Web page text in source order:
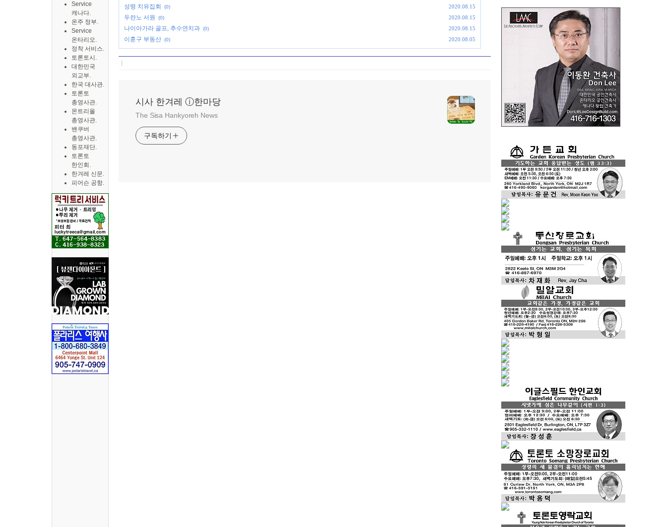
Service
캐나다.
온주 정부.
Service
온타리오.
정착 서비스.
토론토시.
대한민국
외교부.
한국 대사관.
토론토
총영사관.
몬트리올
총영사관.
밴쿠버
총영사관.
동포재단.
토론토
한인회.
한겨레 신문.
피어슨 공항.
성령 치유집회 (0) 2020.08.15
두란노 서원 (0) 2020.08.15
나이아가라 골프, 추수연치과 (0) 2020.08.15
이훈구 부동산 (0) 2020.08.05
시사 한겨레 ⓘ한마당
The Sisa Hankyoreh News
구독하기